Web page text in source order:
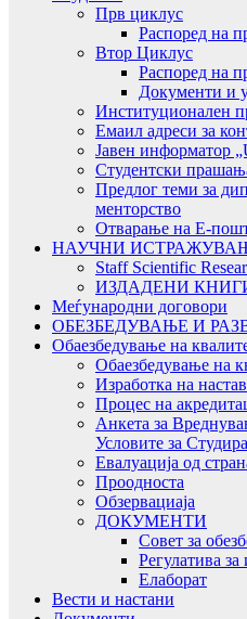
Прв циклус
Распоред на
Втор Циклус
Распоред на
Документи и
Институционален
Емаил адреси за
Јавен информатор
Студентски
Предлог теми за
менторство
Отварање на Е-
НАУЧНИ
Staff Scientific
ИЗДАДЕНИ
Меѓународни договори
ОБЕЗБЕДУВАЊЕ И
Обаезбедување на
Обаезбедување на
Изработка на
Процес на
Анкета за
Условите за
Евалуација од
Проодноста
Обзервациаја
ДОКУМЕНТИ
Совет за
Регулатива
Елаборат
Вести и настани